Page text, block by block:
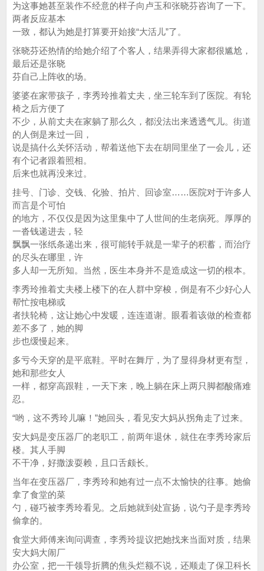
为这事她甚至装作不经意的样子向卢玉和张晓芬咨询了一下。
两者反应基本
一致，都认为她是打算要开始接“大活儿”了。
张晓芬还热情的给她介绍了个客人，结果弄得大家都很尴尬，
最后还是张晓
芬自己上阵收的场。
婆婆在家带孩子，李秀玲推着丈夫，坐三轮车到了医院。有轮
椅之后方便了
不少，从前丈夫在家躺了那么久，都没法出来透透气儿。街道
的人倒是来过一回，
说是搞什么关怀活动，帮着送他下去在胡同里坐了一会儿，还
有个记者跟着照相。
后来也就再没来过。
挂号、门诊、交钱、化验、拍片、回诊室……医院对于许多人
而言是个可怕
的地方，不仅仅是因为这里集中了人世间的生老病死。厚厚的
一沓钱递进去，轻
飘飘一张纸条递出来，很可能转手就是一辈子的积蓄，而治疗
的尽头在哪里，许
多人却一无所知。当然，医生本身并不是造成这一切的根本。
李秀玲推着丈夫楼上楼下的在人群中穿梭，倒是有不少好心人
帮忙按电梯或
者扶轮椅，这让她心中发暖，连连道谢。眼看着该做的检查都
差不多了，她的脚
步也缓慢起来。
多亏今天穿的是平底鞋。平时在舞厅，为了显得身材更有型，
她和那些女人
一样，都穿高跟鞋，一天下来，晚上躺在床上两只脚都酸痛难
忍。
“哟，这不秀玲儿嘛！”她回头，看见安大妈从拐角走了过来。
安大妈是变压器厂的老职工，前两年退休，就住在李秀玲家后
楼。其人手脚
不干净，好撒泼耍赖，且口舌颇长。
当年在变压器厂，李秀玲和她有过一点不太愉快的往事。她偷
拿了食堂的菜
勺，碰巧被李秀玲看见。之后她就到处宣扬，说勺子是李秀玲
偷拿的。
食堂大师傅来询问调查，李秀玲提议把她找来当面对质，结果
安大妈大闹厂
办公室，把一干领导折腾的焦头烂额不说，还顺走了保卫科长